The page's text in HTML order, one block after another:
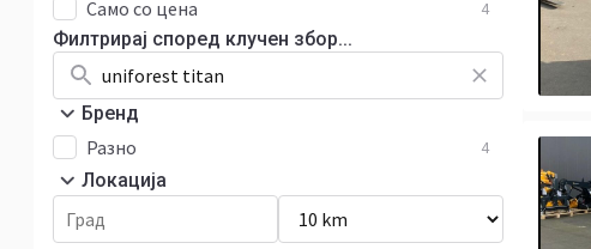
Само со цена 4
Филтрирај според клучен збор...
Бренд
Разно 4
Локација